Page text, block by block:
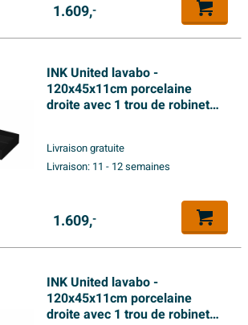
1.609,-
INK United lavabo -
120x45x11cm porcelaine
droite avec 1 trou de robinet
plein caché - mat noir
Livraison gratuite
Livraison: 11 - 12 semaines
1.609,-
INK United lavabo -
120x45x11cm porcelaine
droite avec 1 trou de robinet